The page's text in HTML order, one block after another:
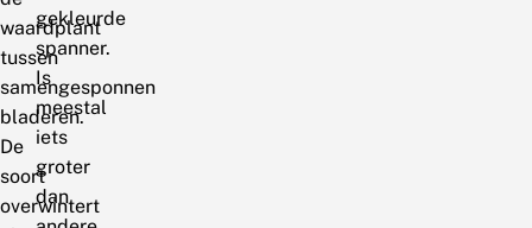
waardplant
tussen
samengesponnen
bladeren.
De
soort
overwintert
gekleurde
spanner.
Is
meestal
iets
groter
dan